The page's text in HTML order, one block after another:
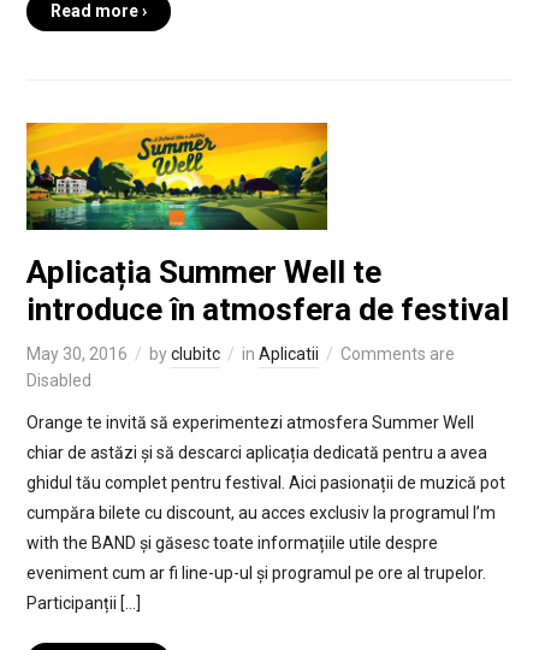
Read more ›
Aplicația Summer Well te
introduce în atmosfera de festival
May 30, 2016 byclubitc in Aplicatii
Comments are
Disabled
Orange te invită să experimentezi atmosfera Summer Well
chiar de astăzi și să descarci aplicația dedicată pentru a avea
ghidul tău complet pentru festival. Aici pasionații de muzică pot
cumpăra bilete cu discount, au acces exclusiv la programul I’m
with the BAND și găsesc toate informațiile utile despre
eveniment cum ar fi line-up-ul și programul pe ore al trupelor.
Participanții […]